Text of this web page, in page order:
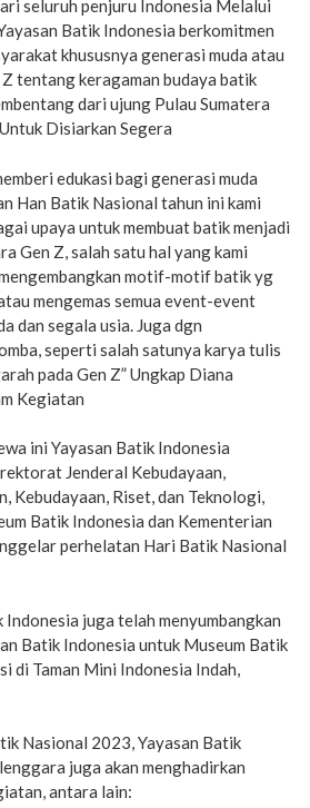
seluruh penjuru Indonesia Melalui
Batik Indonesia berkomitmen
khususnya generasi muda atau
tentang keragaman budaya batik
dari ujung Pulau Sumatera
Disiarkan Segera
edukasi bagi generasi muda
Han Batik Nasional tahun ini kami
upaya untuk membuat batik menjadi
Gen Z, salah satu hal yang kami
motif-motif batik yg
mengemas semua event-event
dan segala usia. Juga dgn
seperti salah satunya karya tulis
pada Gen Z” Ungkap Diana
Kegiatan
ini Yayasan Batik Indonesia
Jenderal Kebudayaan,
Kebudayaan, Riset, dan Teknologi,
Batik Indonesia dan Kementerian
perhelatan Hari Batik Nasional
Indonesia juga telah menyumbangkan
Batik Indonesia untuk Museum Batik
di Taman Mini Indonesia Indah,
Nasional 2023, Yayasan Batik
juga akan menghadirkan
antara lain: